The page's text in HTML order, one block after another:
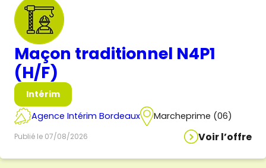
Maçon traditionnel N4P1
(H/F)
Intérim
Agence Intérim Bordeaux
Marcheprime (06)
Publié le 07/08/2026 Voir l’offre